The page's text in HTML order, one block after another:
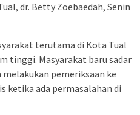
dr. Betty Zoebaedah, Senin
terutama di Kota Tual
tinggi. Masyarakat baru sadar
pemeriksaan ke
ketika ada permasalahan di